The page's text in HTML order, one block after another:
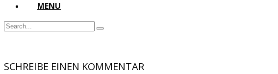
MENU
SCHREIBE EINEN KOMMENTAR